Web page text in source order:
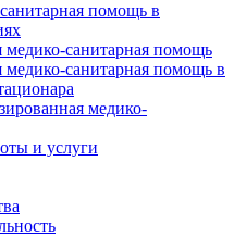
помощь в
медико-санитарная помощь
медико-санитарная помощь в
медико-
и услуги